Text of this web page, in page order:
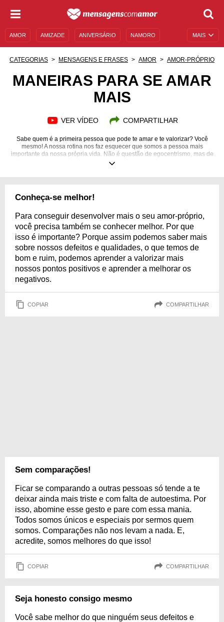
MAIS
AMOR AMIZADE ANIVERSÁRIO NAMORO
MENSAGENS DE ANIVERSÁRIO
CATEGORIAS MENSAGENS E FRASES AMOR AMOR-PRÓPRIO
MANEIRAS PARA SE AMAR
MAIS
VER VÍDEO COMPARTILHAR
Sabe quem é a primeira pessoa que pode te amar e te valorizar? Você
mesmo! A nossa rotina nos faz esquecer que somos a pessoa mais
importante da nossa própria vida. Não é questão de egocentrismo, mas de
ser autoconfiante e acreditar na sua própria capacidade e perseguir seus
Conheça-se melhor!
Para conseguir desenvolver mais o seu amor-próprio,
você precisa também se conhecer melhor. Por que
isso é importante? Porque assim podemos saber mais
sobre nossos defeitos e qualidades, o que temos de
bom e ruim, podemos aprender a valorizar mais
nossos pontos positivos e aprender a melhorar os
negativos.
COPIAR COMPARTILHAR
Sem comparações!
Ficar se comparando a outras pessoas só tende a te
deixar ainda mais triste e com falta de autoestima. Por
isso, abomine esse gesto e pare com essa mania.
Todos somos únicos e especiais por sermos quem
somos. Comparações não nos levam a nada. E,
acredite, somos melhores do que isso!
COPIAR COMPARTILHAR
Seja honesto consigo mesmo
Você sabe melhor do que ninguém seus defeitos e